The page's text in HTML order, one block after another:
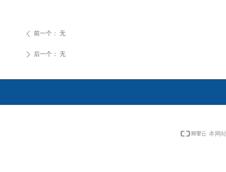
ꄴ 前一个： 无
ꄲ 后一个： 无
本网